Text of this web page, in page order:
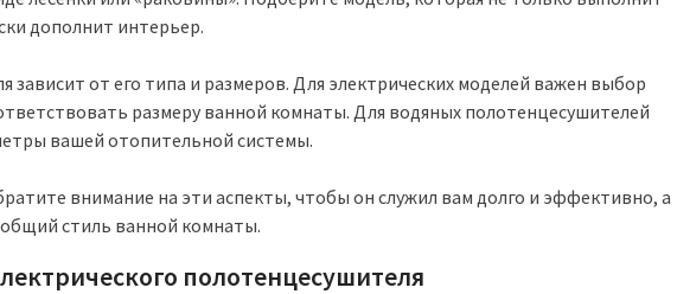
дополнит интерьер.
от его типа и размеров. Для электрических моделей важен выбор
размеру ванной комнаты. Для водяных полотенцесушителей
вашей отопительной системы.
внимание на эти аспекты, чтобы он служил вам долго и эффективно, а
стиль ванной комнаты.
полотенцесушителя